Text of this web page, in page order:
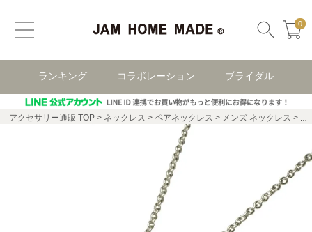
0
ランキング コラボレーション ブライダル
アクセサリー通販 TOP ネックレス ペアネックレス メンズ ネックレス B